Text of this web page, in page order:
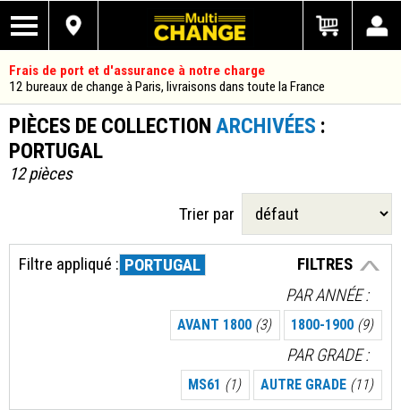
Frais de port et d'assurance à notre charge
12 bureaux de change à Paris, livraisons dans toute la France
PIÈCES DE COLLECTION ARCHIVÉES :
PORTUGAL
12 pièces
Trier par
FILTRES
Filtre appliqué : PORTUGAL
PAR ANNÉE
AVANT 1800 (3) 1800-1900 (9)
PAR GRADE
MS61 (1) AUTRE GRADE (11)